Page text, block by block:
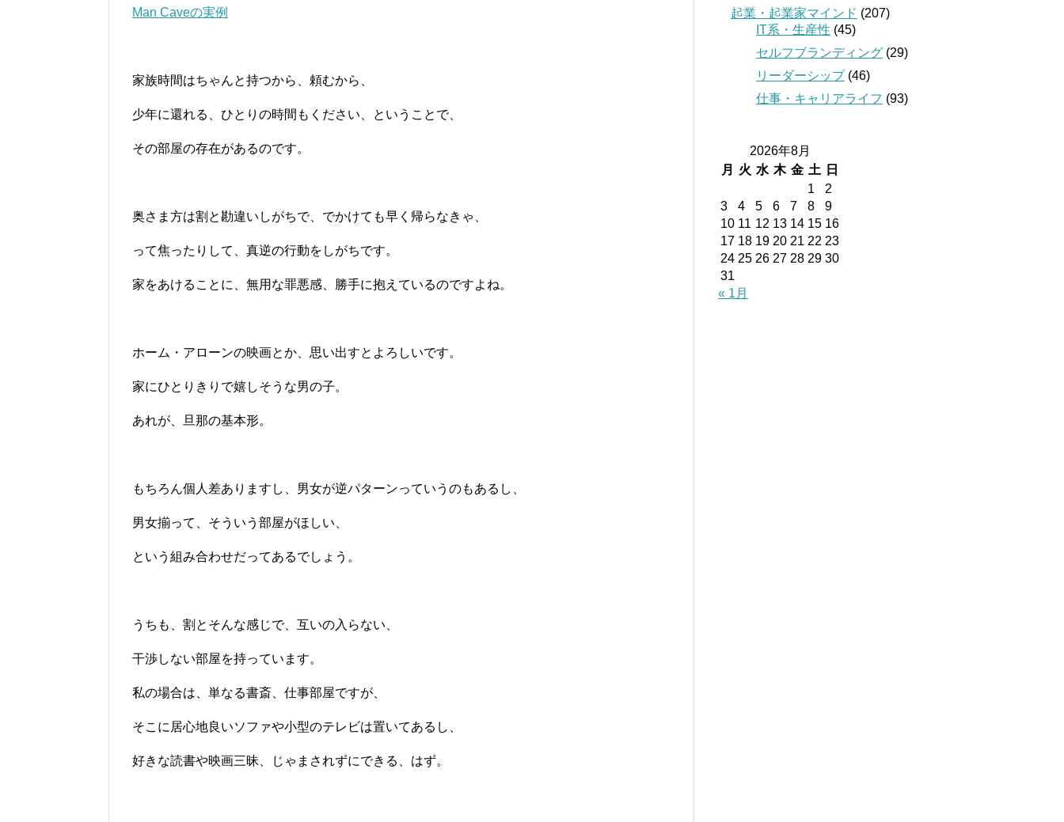
Man Caveの実例
家族時間はちゃんと持つから、頼むから、
少年に還れる、ひとりの時間もください、ということで、
その部屋の存在があるのです。
奥さま方は割と勘違いしがちで、でかけても早く帰らなきゃ、
って焦ったりして、真逆の行動をしがちです。
家をあけることに、無用な罪悪感、勝手に抱えているのですよね。
ホーム・アローンの映画とか、思い出すとよろしいです。
家にひとりきりで嬉しそうな男の子。
あれが、旦那の基本形。
もちろん個人差ありますし、男女が逆パターンっていうのもあるし、
男女揃って、そういう部屋がほしい、
という組み合わせだってあるでしょう。
うちも、割とそんな感じで、互いの入らない、
干渉しない部屋を持っています。
私の場合は、単なる書斎、仕事部屋ですが、
そこに居心地良いソファや小型のテレビは置いてあるし、
好きな読書や映画三昧、じゃまされずにできる、はず。
起業・起業家マインド (207)
IT系・生産性 (45)
セルフブランディング (29)
リーダーシップ(46)
仕事・キャリアライフ (93)
2026年8月
月
火 水 木 金 土
日
1
2
3
4 5 6 7 8
9
10 11 12 13 14 15 16
17 18 19 20 21 22 23
24 25 26 27 28 29 30
31
« 1月